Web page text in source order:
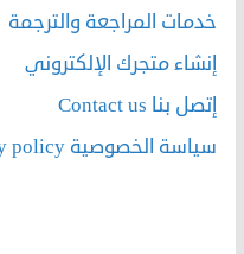
خدمات المراجعة والترجمة
إنشاء متجرك الإلكتروني
إتصل بنا Contact us
سياسة الخصوصية Privacy policy